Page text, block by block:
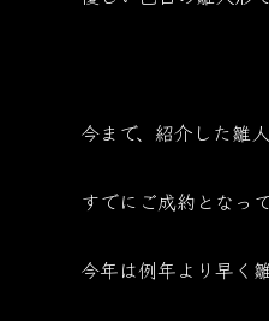
今まで、紹介した雛
すでにご成約となっ
今年は例年より早く